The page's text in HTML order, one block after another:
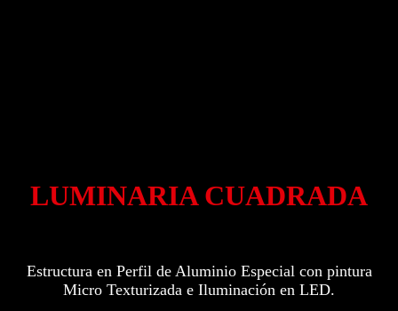
LUMINARIA CUADRADA
Estructura en Perfil de Aluminio Especial con pintura
Micro Texturizada e Iluminación en LED.